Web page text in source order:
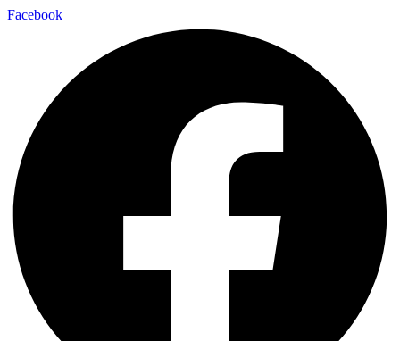
Facebook